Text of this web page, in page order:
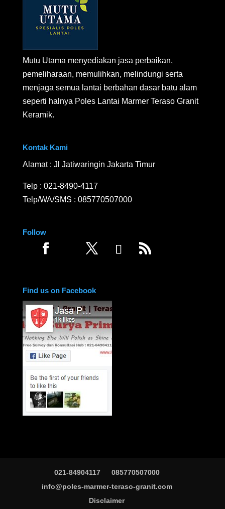
Mutu Utama menyediakan jasa perbaikan,
pemeliharaan, memulihkan, melindungi serta
menjaga semua lantai berbahan dasar batu alam
seperti halnya Poles Lantai Marmer Teraso Granit
Keramik.
Kontak Kami
Alamat : Jl Jatiwaringin Jakarta Timur
Telp : 021-8490-4117
Telp/WA/SMS : 085770507000
Follow
Find us on Facebook
021-84904117
085770507000
info@poles-marmer-teraso-granit.com
Disclaimer